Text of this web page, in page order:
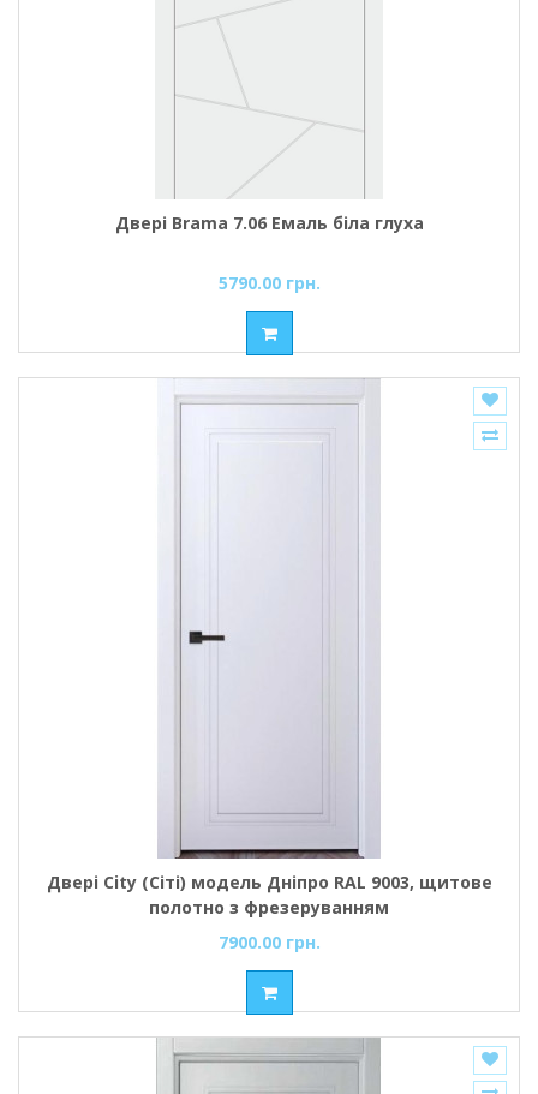
Двері Brama 7.06 Емаль біла глуха
5790.00 грн.
Двері City (Сіті) модель Дніпро RAL 9003, щитове
полотно з фрезеруванням
7900.00 грн.